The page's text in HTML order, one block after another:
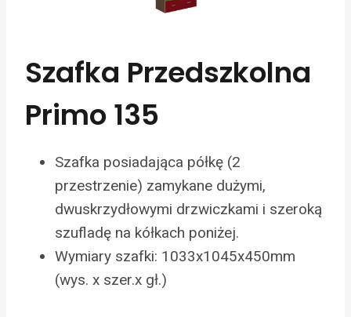
Szafka Przedszkolna
Primo 135
Szafka posiadająca półkę (2
przestrzenie) zamykane dużymi,
dwuskrzydłowymi drzwiczkami i szeroką
szufladę na kółkach poniżej.
Wymiary szafki: 1033x1045x450mm
(wys. x szer.x gł.)